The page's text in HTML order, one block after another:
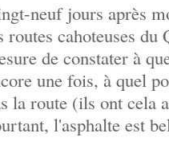
neuf jours après
routes cahoteuses
de constater à
une fois, à quel
la route (ils ont cela
l'asphalte est